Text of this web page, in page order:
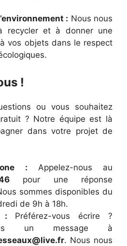
: Nous nous
recycler et à donner une
vos objets dans le respect
!
ou vous souhaitez
? Notre équipe est là
dans votre projet de
: Appelez-nous au
pour une réponse
sommes disponibles du
de 9h à 18h.
: Préférez-vous écrire ?
un message à
. Nous nous